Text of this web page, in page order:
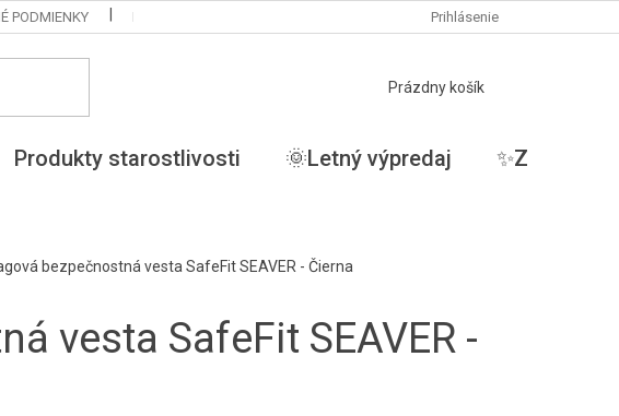
PODMIENKY PODMIENKY OCHRANY OSOBNÝCH ÚDAJOV MOJA OBJEDNÁVKA
Prihlásenie
NÁKUPNÝ
Prázdny košík
Produkty starostlivosti 🌞Letný výpredaj ✨ZĽAVY✨
bezpečnostná vesta SafeFit SEAVER - Čierna
vesta SafeFit SEAVER -